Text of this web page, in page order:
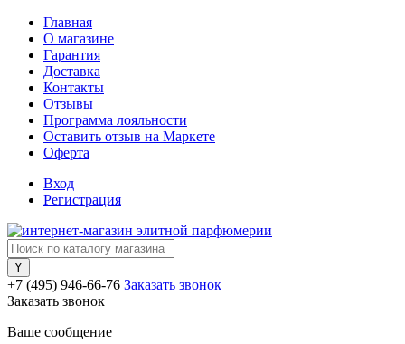
Главная
О магазине
Гарантия
Доставка
Контакты
Отзывы
Программа лояльности
Оставить отзыв на Маркете
Оферта
Вход
Регистрация
+7 (495) 946-66-76 Заказать звонок
Заказать звонок
Ваше сообщение